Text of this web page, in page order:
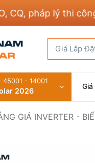
lý thi công hệ
kiếm:
45001 - 14001
2026 Giá
GIÁ INVERTER -